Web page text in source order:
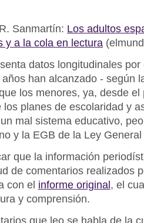
Sanmartín: Los adultos
y a la cola en lectura
datos longitudinales
han alcanzado - según
los menores, ya, desde el
planes de escolaridad y
mal sistema educativo,
y la EGB de la Ley
que la información
de comentarios realizados
con el informe original, el
y comprensión.
que leo se habla de la